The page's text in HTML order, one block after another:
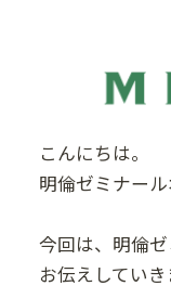
こんにちは。
明倫ゼミナール
今回は、明倫
お伝えしていき